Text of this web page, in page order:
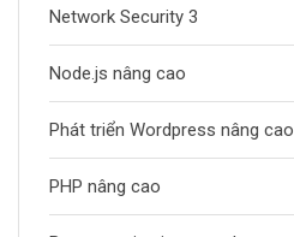
Network Security 3
Node.js nâng cao
Phát triển Wordpress nâng cao
PHP nâng cao